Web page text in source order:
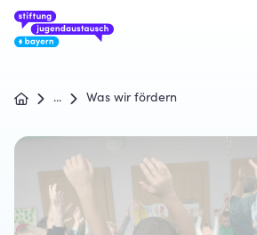
... Was wir fördern